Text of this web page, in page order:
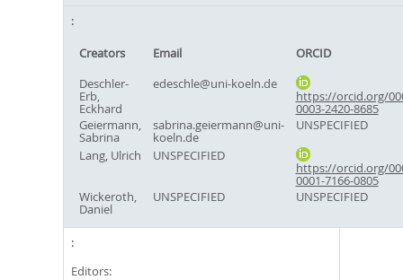
Creators Email
ORCID
Deschler-
Erb,
Eckhard
edeschle@uni-koeln.de
https://orcid.org/
0003-2420-8685
Geiermann,
Sabrina
sabrina.geiermann@uni-
koeln.de
UNSPECIFIED
Lang, Ulrich
UNSPECIFIED
https://orcid.org/
0001-7166-0805
Wickeroth,
Daniel
UNSPECIFIED UNSPECIFIED
Editors: